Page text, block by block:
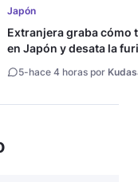
Japón
Extranjera graba cómo
en Japón y desata la
5-hace 4 horas por